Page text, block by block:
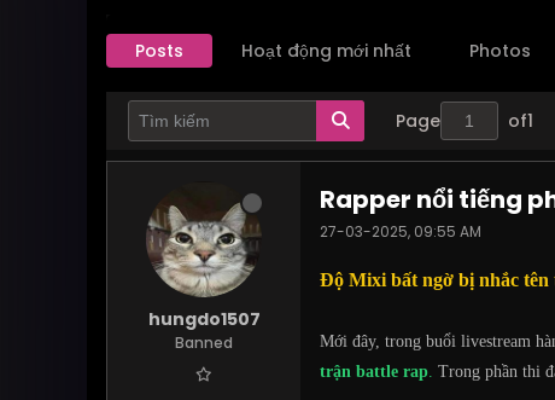
Posts Hoạt động mới nhất Photos
Page of1
hungdo1507
Banned
Rapper nổi tiếng
27-03-2025, 09:55 AM
Độ Mixi bất ngờ bị nhắc
Mới đây, trong buổi livestream
trận battle rap. Trong phần thi